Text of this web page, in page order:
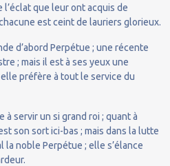
que leur ont acquis de
est ceint de lauriers glorieux.
d’abord Perpétue ; une récente
; mais il est à ses yeux une
préfère à tout le service du
servir un si grand roi ; quant à
son sort ici-bas ; mais dans la lutte
la noble Perpétue ; elle s’élance